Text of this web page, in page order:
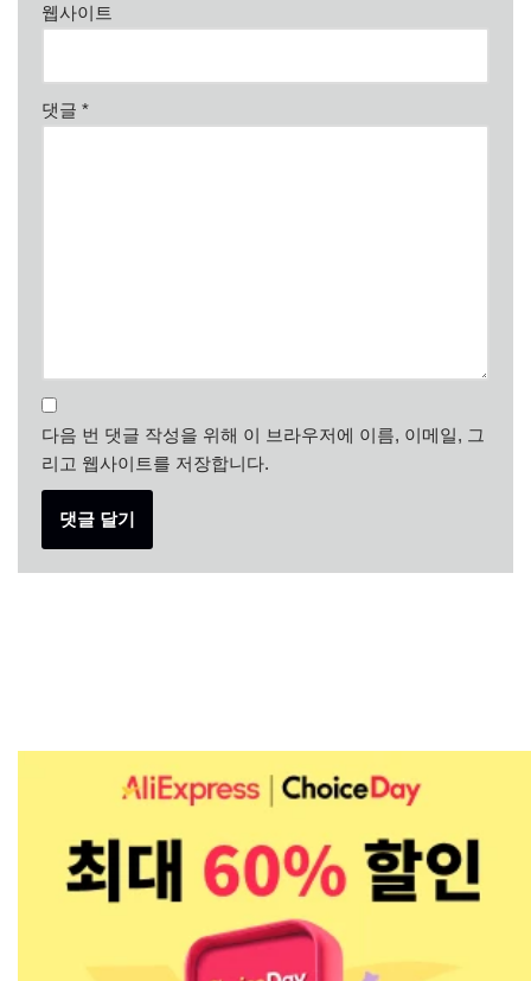
웹사이트
댓글 *
다음 번 댓글 작성을 위해 이 브라우저에 이름, 이메일, 그
리고 웹사이트를 저장합니다.